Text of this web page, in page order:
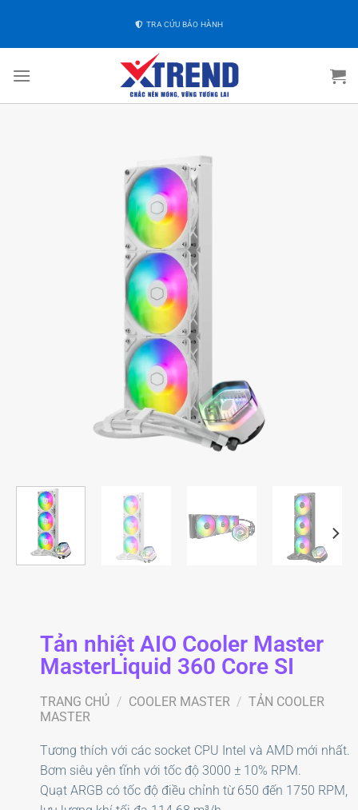
TRA CỨU BẢO HÀNH
Tản nhiệt AIO Cooler Master
MasterLiquid 360 Core SI
TRANG CHỦ / COOLER MASTER / TẢN COOLER
MASTER
Tương thích với các socket CPU Intel và AMD mới nhất.
Bơm siêu yên tĩnh với tốc độ 3000 ± 10% RPM.
Quạt ARGB có tốc độ điều chỉnh từ 650 đến 1750 RPM,